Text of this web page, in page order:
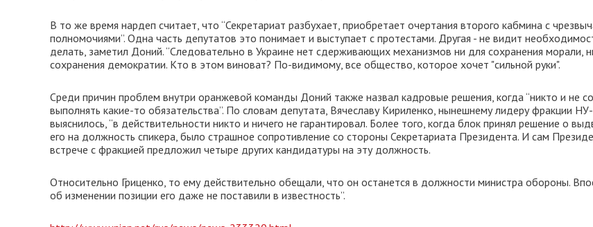
В то же время нардеп считает, что “Секретариат разбухает, приобретает очертания второго кабмина с
полномочиями”. Одна часть депутатов это понимает и выступает с протестами. Другая - не видит
делать, заметил Доний. “Следовательно в Украине нет сдерживающих механизмов ни для сохранения морали,
сохранения демократии. Кто в этом виноват? По-видимому, все общество, которое хочет "сильной руки".
Среди причин проблем внутри оранжевой команды Доний также назвал кадровые решения, когда “никто и не
выполнять какие-то обязательства”. По словам депутата, Вячеславу Кириленко, нынешнему лидеру фракции
выяснилось, “в действительности никто и ничего не гарантировал. Более того, когда блок принял решение о
его на должность спикера, было страшное сопротивление со стороны Секретариата Президента. И сам
встрече с фракцией предложил четыре других кандидатуры на эту должность.
Относительно Гриценко, то ему действительно обещали, что он останется в должности министра обороны.
об изменении позиции его даже не поставили в известность”.